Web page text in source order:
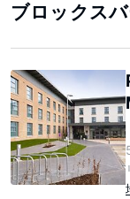
ブロックス